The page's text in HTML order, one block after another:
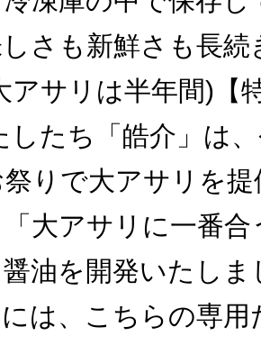
さも新鮮さも長続
アサリは半年間)【
したち「皓介」は
りで大アサリを
大アサリに一番
油を開発いたしま
は、こちらの専